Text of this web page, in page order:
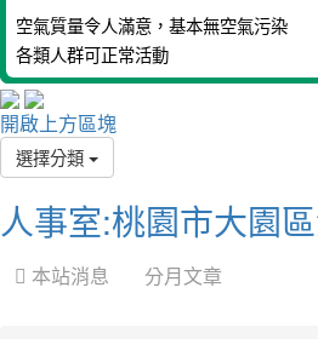
空氣質量令人滿意，基本無空氣污染
各類人群可正常活動
開啟上方區塊
選擇分類
人事室:桃園市大園
 本站消息 分月文章